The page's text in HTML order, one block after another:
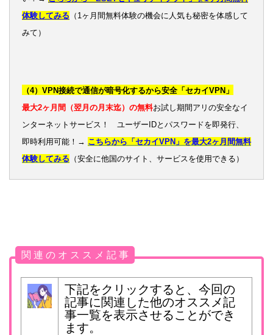
体験してみる （1ヶ月間無料体験の機会に人気も秘密を体感して
みて）
（4）VPN接続で通信が暗号化するから安全「セカイVPN」
最大2ヶ月間（翌月の月末迄）の無料お試し期間アリの安全なイ
ンターネットサービス！ ユーザーIDとパスワードを即発行、
即時利用可能！→ こちらから「セカイVPN」を最大2ヶ月間無料
体験してみる （安全に他国のサイト、サービスを使用できる）
関 連 の オ ス ス メ 記 事
下記をクリックすると、今回の
記事に関連した他のオススメ記
事一覧を表示させることができ
ます。